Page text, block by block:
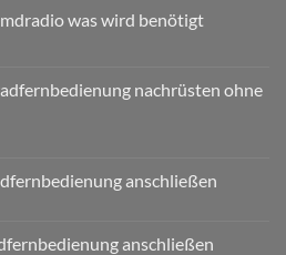
was wird benötigt
Passat
nachrüsten ohne
Fusion
anschließen
anschließen